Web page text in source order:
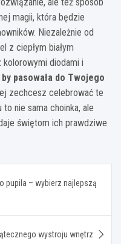
magii, która będzie
Niezależnie od
z ciepłym białym
kolorowymi diodami i
pasowała do Twojego
zechcesz celebrować te
nie sama choinka, ale
świętom ich prawdziwe
pupila – wybierz najlepszą
wystroju wnętrz